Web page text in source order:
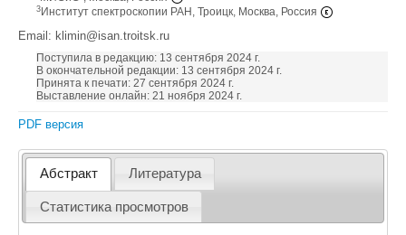
3 Институт спектроскопии РАН, Троицк, Москва, Россия
Email: klimin@isan.troitsk.ru
Поступила в редакцию: 13 сентября 2024 г.
В окончательной редакции: 13 сентября 2024 г.
Принята к печати: 27 сентября 2024 г.
Выставление онлайн: 21 ноября 2024 г.
PDF версия
Абстракт Литература
Статистика просмотров